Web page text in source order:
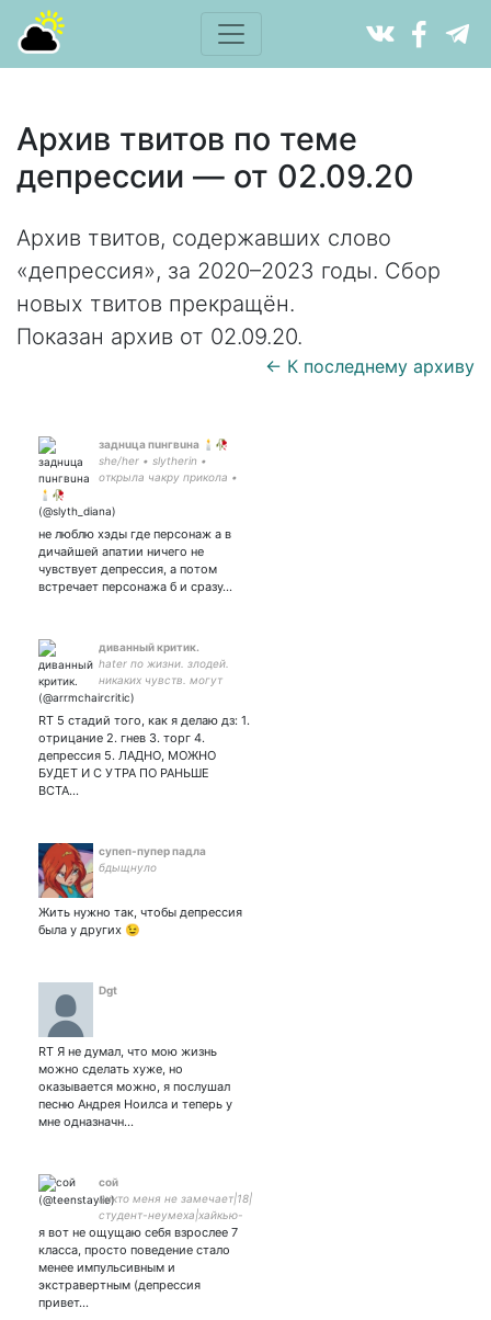
Архив твитов по теме
депрессии — от 02.09.20
Архив твитов, содержавших слово
«депрессия», за 2020–2023 годы. Сбор
новых твитов прекращён.
Показан архив от 02.09.20.
← К последнему архиву
заднuца пuнгвuна 🕯🥀
she/her • slytherin •
открыла чакру прикола •
чем ты так недоволен
my granger
не люблю хэды где персонаж а в
дичайшей апатии ничего не
чувствует депрессия, а потом
встречает персонажа б и сразу…
диванный критик.
hater по жизни. злодей.
никаких чувств. могут
быть спойлеры по всему,
RT 5 стадий того, как я делаю дз: 1.
отрицание 2. гнев 3. торг 4.
депрессия 5. ЛАДНО, МОЖНО
БУДЕТ И С УТРА ПО РАНЬШЕ
ВСТА…
супеп-пупер падла
бдыщнуло
Жить нужно так, чтобы депрессия
была у других 😉
Dgt
RT Я не думал, что мою жизнь
можно сделать хуже, но
оказывается можно, я послушал
песню Андрея Ноилса и теперь у
мне одназначн…
сой
никто меня не замечает|18|
студент-неумеха|хайкью-
обсессд|я всегда тут для
общения...
я вот не ощущаю себя взрослее 7
класса, просто поведение стало
менее импульсивным и
экстравертным (депрессия
привет…